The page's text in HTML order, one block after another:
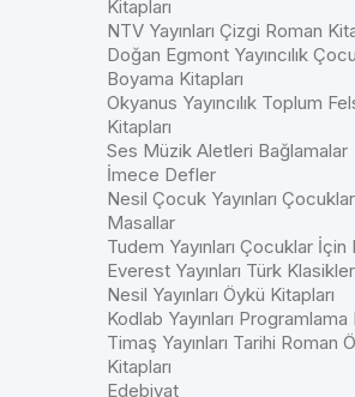
Kitapları
NTV Yayınları Çizgi Roman
Doğan Egmont Yayıncılık
Boyama Kitapları
Okyanus Yayıncılık Toplum
Kitapları
Ses Müzik Aletleri Bağlamalar
İmece Defler
Nesil Çocuk Yayınları
Masallar
Tudem Yayınları Çocuklar İçin
Everest Yayınları Türk
Nesil Yayınları Öykü Kitapları
Kodlab Yayınları Programlama
Timaş Yayınları Tarihi Roman
Kitapları
Edebiyat